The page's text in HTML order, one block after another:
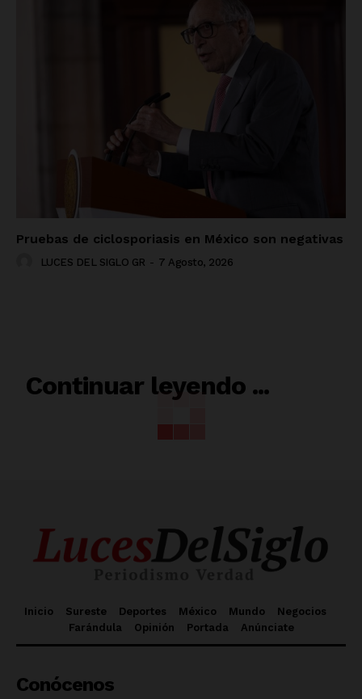
Pruebas de ciclosporiasis en México son negativas
LUCES DEL SIGLO GR - 7 Agosto, 2026
Continuar leyendo ...
RELACIONADO
Inicio Sureste Deportes México Mundo
Negocios
Farándula
Opinión Portada Anúnciate
Conócenos